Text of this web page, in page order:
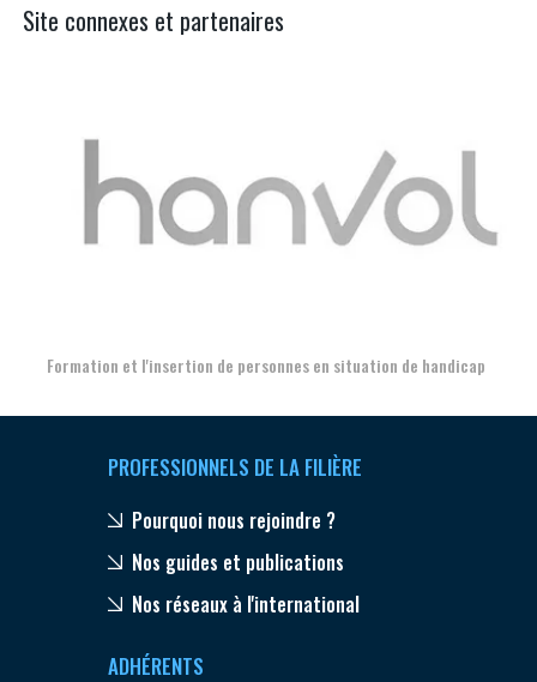
Site connexes et partenaires
Formation et l'insertion de personnes en situation de handicap
PROFESSIONNELS DE LA FILIÈRE
Pourquoi nous rejoindre ?
Nos guides et publications
Nos réseaux à l'international
ADHÉRENTS